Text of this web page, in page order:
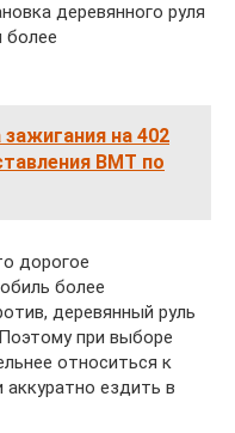
деревянного руля
более
на 402
ВМТ по
дорогое
более
деревянный руль
при выборе
относиться к
ездить в